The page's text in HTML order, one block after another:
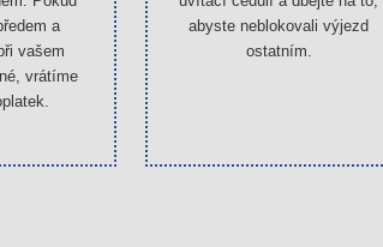
a
vašem
vrátíme
abyste neblokovali výjezd
ostatním.